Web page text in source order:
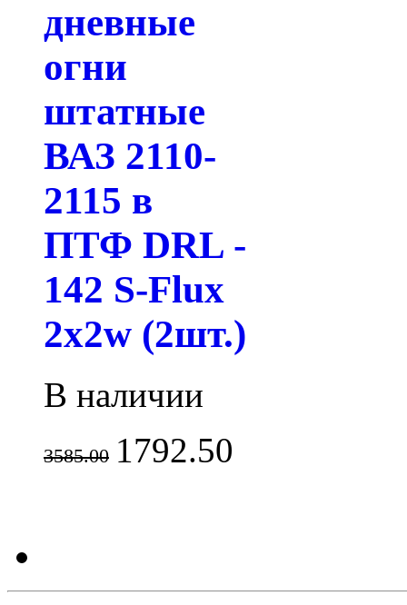
дневные
огни
штатные
ВАЗ 2110-
2115 в
ПТФ DRL -
142 S-Flux
2x2w (2шт.)
В наличии
3585.00 1792.50